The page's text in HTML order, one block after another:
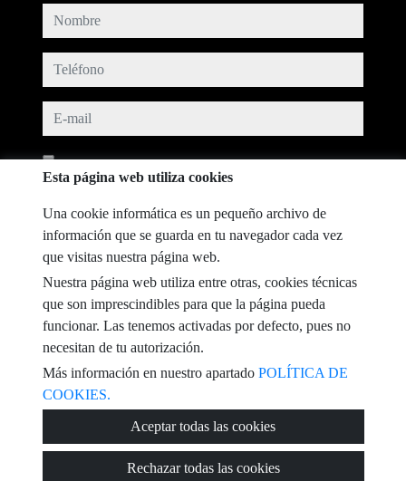
nombre
teléfono
e-mail
Captcha
Esta página web utiliza cookies
Una cookie informática es un pequeño archivo de
información que se guarda en tu navegador cada vez
que visitas nuestra página web.
Nuestra página web utiliza entre otras, cookies técnicas
que son imprescindibles para que la página pueda
funcionar. Las tenemos activadas por defecto, pues no
necesitan de tu autorización.
Más información en nuestro apartado POLÍTICA DE
COOKIES.
Aceptar todas las cookies
Rechazar todas las cookies